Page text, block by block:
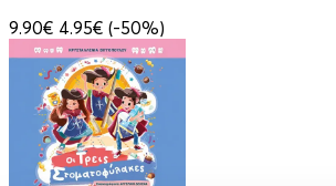
9.90€ 4.95€ (-50%)